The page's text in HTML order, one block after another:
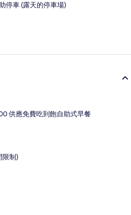
停車 (露天的停車場)
供應免費吃到飽自助式早餐
限制)